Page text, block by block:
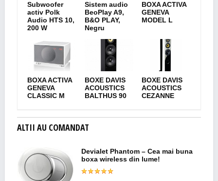
Subwoofer
activ Polk
Audio HTS 10,
200 W
Sistem audio
BeoPlay A9,
B&O PLAY,
Negru
BOXA ACTIVA
GENEVA
MODEL L
BOXA ACTIVA
GENEVA
CLASSIC M
BOXE DAVIS
ACOUSTICS
BALTHUS 90
BOXE DAVIS
ACOUSTICS
CEZANNE
ALTII AU COMANDAT
Devialet Phantom – Cea mai buna
boxa wireless din lume!